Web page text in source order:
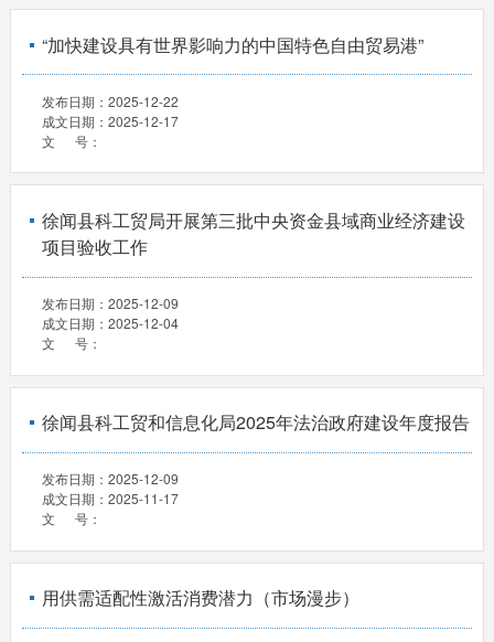
“加快建设具有世界影响力的中国特色自由贸易港”
发布日期： 2025-12-22
成文日期： 2025-12-17
文 号：
徐闻县科工贸局开展第三批中央资金县域商业经济建设
项目验收工作
发布日期： 2025-12-09
成文日期： 2025-12-04
文 号：
徐闻县科工贸和信息化局2025年法治政府建设年度报告
发布日期： 2025-12-09
成文日期： 2025-11-17
文 号：
用供需适配性激活消费潜力（市场漫步）